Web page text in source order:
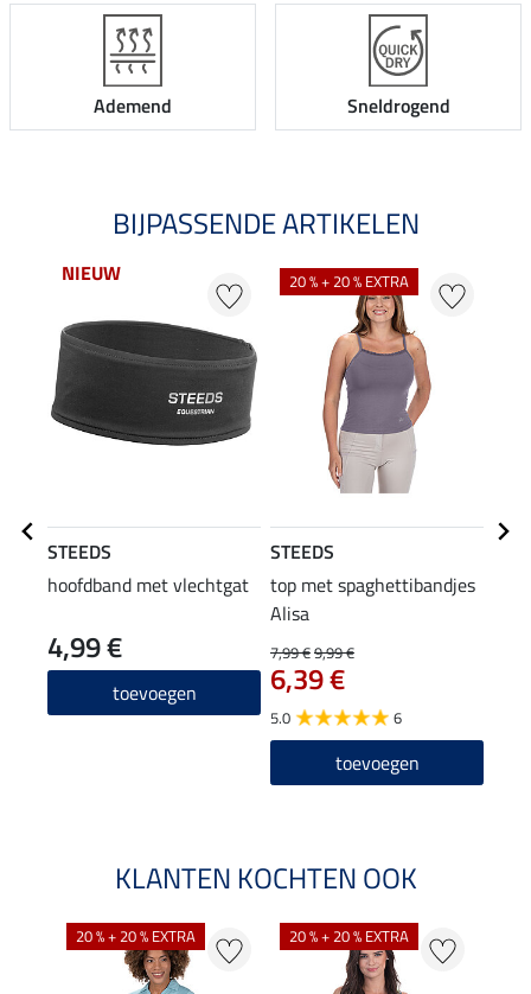
Ademend Sneldrogend
BIJPASSENDE ARTIKELEN
NIEUW
STEEDS
hoofdband met vlechtgat
4,99 €
toevoegen
20 % + 20 % EXTRA
STEEDS
top met spaghettibandjes
Alisa
7,99 €9,99 €
6,39 €
5.0 6
toevoegen
KLANTEN KOCHTEN OOK
20 % + 20 % EXTRA 20 % + 20 % EXTRA